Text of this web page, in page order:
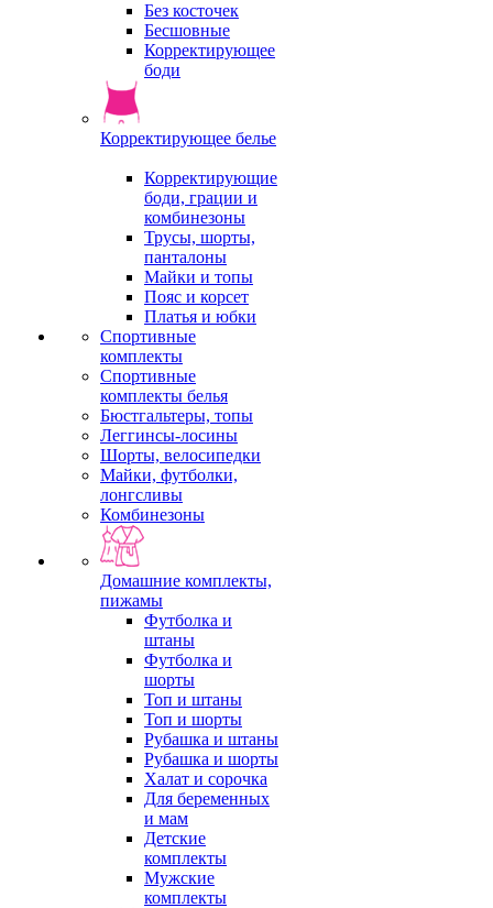
Без косточек
Бесшовные
Корректирующее
боди
Корректирующее белье
Корректирующие
боди, грации и
комбинезоны
Трусы, шорты,
панталоны
Майки и топы
Пояс и корсет
Платья и юбки
Спортивные
комплекты
Спортивные
комплекты белья
Бюстгальтеры, топы
Леггинсы-лосины
Шорты, велосипедки
Майки, футболки,
лонгсливы
Комбинезоны
Домашние комплекты,
пижамы
Футболка и
штаны
Футболка и
шорты
Топ и штаны
Топ и шорты
Рубашка и штаны
Рубашка и шорты
Халат и сорочка
Для беременных
и мам
Детские
комплекты
Мужские
комплекты